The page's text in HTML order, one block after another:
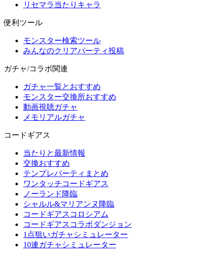
リセマラ当たりキャラ
便利ツール
モンスター検索ツール
みんなのクリアパーティ投稿
ガチャ/コラボ関連
ガチャ一覧とおすすめ
モンスター交換所おすすめ
動画視聴ガチャ
メモリアルガチャ
コードギアス
当たりと最新情報
交換おすすめ
テンプレパーティまとめ
ワンタッチコードギアス
ノーランド降臨
シャルル&マリアンヌ降臨
コードギアスコロシアム
コードギアスコラボダンジョン
1点狙いガチャシミュレーター
10連ガチャシミュレーター